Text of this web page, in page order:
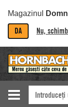
Magazinul
DA Nu,